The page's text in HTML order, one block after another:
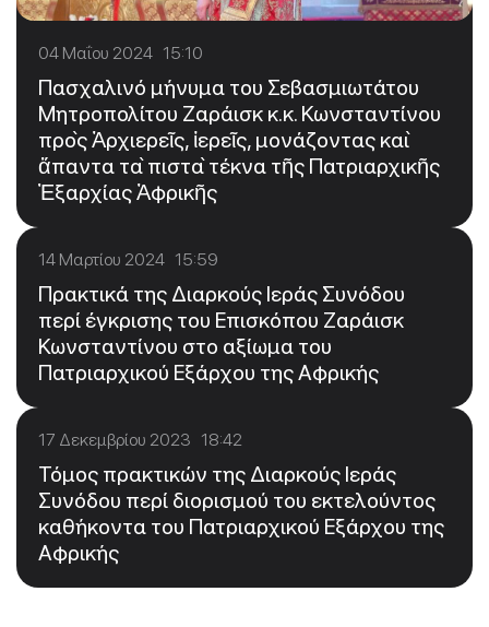
04 Μαΐου 2024 15:10
Πασχαλινό μήνυμα του Σεβασμιωτάτου
Μητροπολίτου Ζαράισκ κ.κ. Κωνσταντίνου
πρὸς Ἀρχιερεῖς, ἱερεῖς, μονάζοντας καὶ
ἅπαντα τὰ πιστὰ τέκνα τῆς Πατριαρχικῆς
Ἐξαρχίας Ἀφρικῆς
14 Μαρτίου 2024 15:59
Πρακτικά της Διαρκούς Ιεράς Συνόδου
περί έγκρισης του Επισκόπου Ζαράισκ
Κωνσταντίνου στο αξίωμα του
Πατριαρχικού Εξάρχου της Αφρικής
17 Δεκεμβρίου 2023 18:42
Τόμος πρακτικών της Διαρκούς Ιεράς
Συνόδου περί διορισμού του εκτελούντος
καθήκοντα του Πατριαρχικού Εξάρχου της
Αφρικής